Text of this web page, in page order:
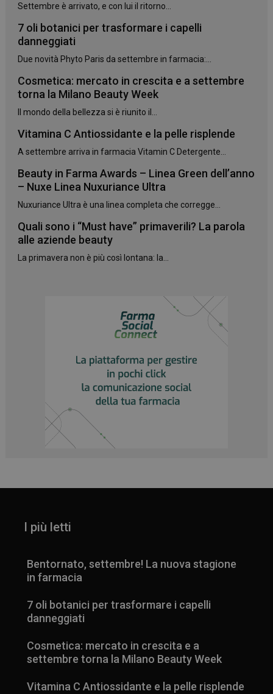
Settembre è arrivato, e con lui il ritorno...
7 oli botanici per trasformare i capelli
danneggiati
Due novità Phyto Paris da settembre in farmacia:...
Cosmetica: mercato in crescita e a settembre
torna la Milano Beauty Week
Il mondo della bellezza si è riunito il...
Vitamina C Antiossidante e la pelle risplende
A settembre arriva in farmacia Vitamin C Detergente...
Beauty in Farma Awards – Linea Green dell’anno
– Nuxe Linea Nuxuriance Ultra
Nuxuriance Ultra è una linea completa che corregge...
Quali sono i “Must have” primaverili? La parola
alle aziende beauty
La primavera non è più così lontana: la...
I più letti
Bentornato, settembre! La nuova stagione
in farmacia
7 oli botanici per trasformare i capelli
danneggiati
Cosmetica: mercato in crescita e a
settembre torna la Milano Beauty Week
Vitamina C Antiossidante e la pelle risplende
_ga_YJ0035S3E9
CookieScriptConsent
CookieScript
www.panoramacosmetico.it